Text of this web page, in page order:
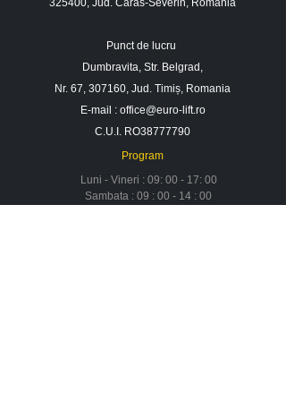
325400, Jud. Caras-Severin, Romania
Punct de lucru
Dumbravita, Str. Belgrad,
Nr. 67, 307160, Jud. Timiș, Romania
E-mail : office@euro-lift.ro
C.U.I. RO38777790
Program
Luni - Vineri : 09: 00 - 17: 00
Sambata : 09 : 00 - 14 : 00